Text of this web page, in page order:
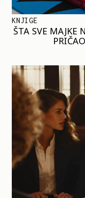
KNJIGE
ŠTA SVE MAJKE